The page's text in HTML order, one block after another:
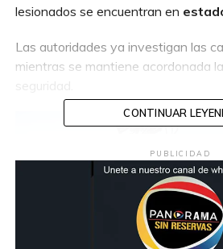
lesionados se encuentran en
Las autoridades ya investigan las
mientras se mantiene acordonada
CONTINUAR
PUBLICIDAD